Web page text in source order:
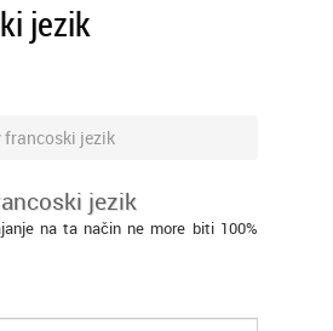
jezik
francoski jezik
jezik
na ta način ne more biti 100%